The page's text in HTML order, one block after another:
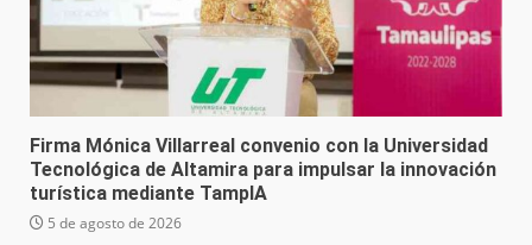
Firma Mónica Villarreal convenio con la Universidad
Tecnológica de Altamira para impulsar la innovación
turística mediante TampIA
5 de agosto de 2026